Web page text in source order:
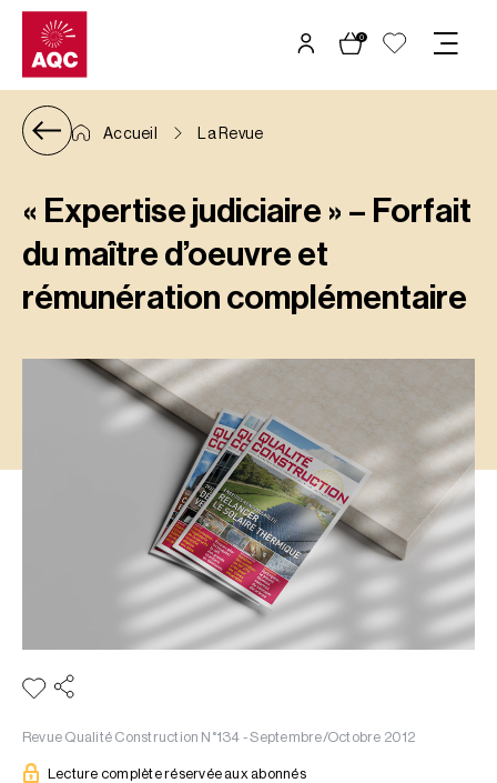
Panneau de gestion des cookies
0
Accueil La Revue
« Expertise judiciaire » – Forfait
du maître d’oeuvre et
rémunération complémentaire
Revue Qualité Construction N°134 - Septembre/Octobre 2012
Lecture complète réservée aux abonnés